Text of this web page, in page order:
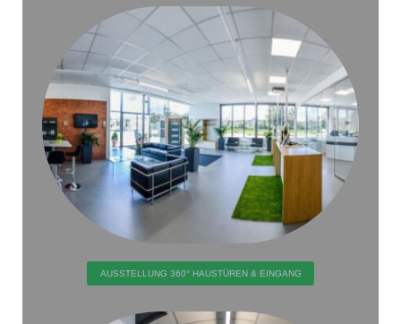
AUSSTELLUNG 360° HAUSTÜREN & EINGANG